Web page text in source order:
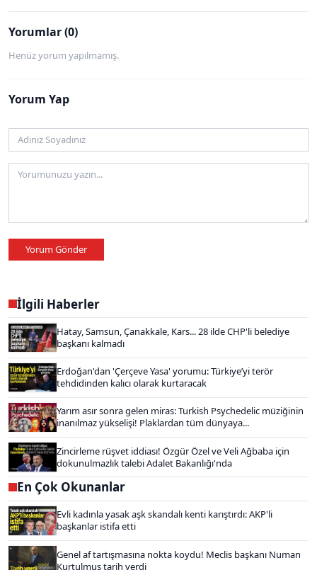
Yorumlar (0)
Henüz yorum yapılmamış.
Yorum Yap
Yorum Gönder
İlgili Haberler
Hatay, Samsun, Çanakkale, Kars... 28 ilde CHP'li belediye
başkanı kalmadı
Erdoğan'dan 'Çerçeve Yasa' yorumu: Türkiye’yi terör
tehdidinden kalıcı olarak kurtaracak
Yarım asır sonra gelen miras: Turkish Psychedelic müziğinin
inanılmaz yükselişi! Plaklardan tüm dünyaya...
Zincirleme rüşvet iddiası! Özgür Özel ve Veli Ağbaba için
dokunulmazlık talebi Adalet Bakanlığı'nda
En Çok Okunanlar
Evli kadınla yasak aşk skandalı kenti karıştırdı: AKP'li
başkanlar istifa etti
Genel af tartışmasına nokta koydu! Meclis başkanı Numan
Kurtulmuş tarih verdi